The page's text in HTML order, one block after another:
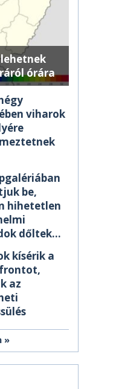
órára
viharok
be,
hihetetlen
dőltek
kísérik a
az